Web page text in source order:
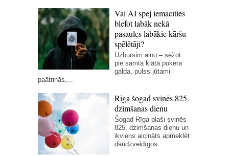
Vai AI spēj iemācīties
blefot labāk nekā
pasaules labākie kāršu
spēlētāji?
Uzbursim ainu – sēžot
pie samta klātā pokera
galda, pulss jūtami
paātrinās,...
Rīga šogad svinēs 825.
dzimšanas dienu
Šogad Rīga plaši svinēs
825. dzimšanas dienu un
ikviens aicināts apmeklēt
daudzveidīgos...